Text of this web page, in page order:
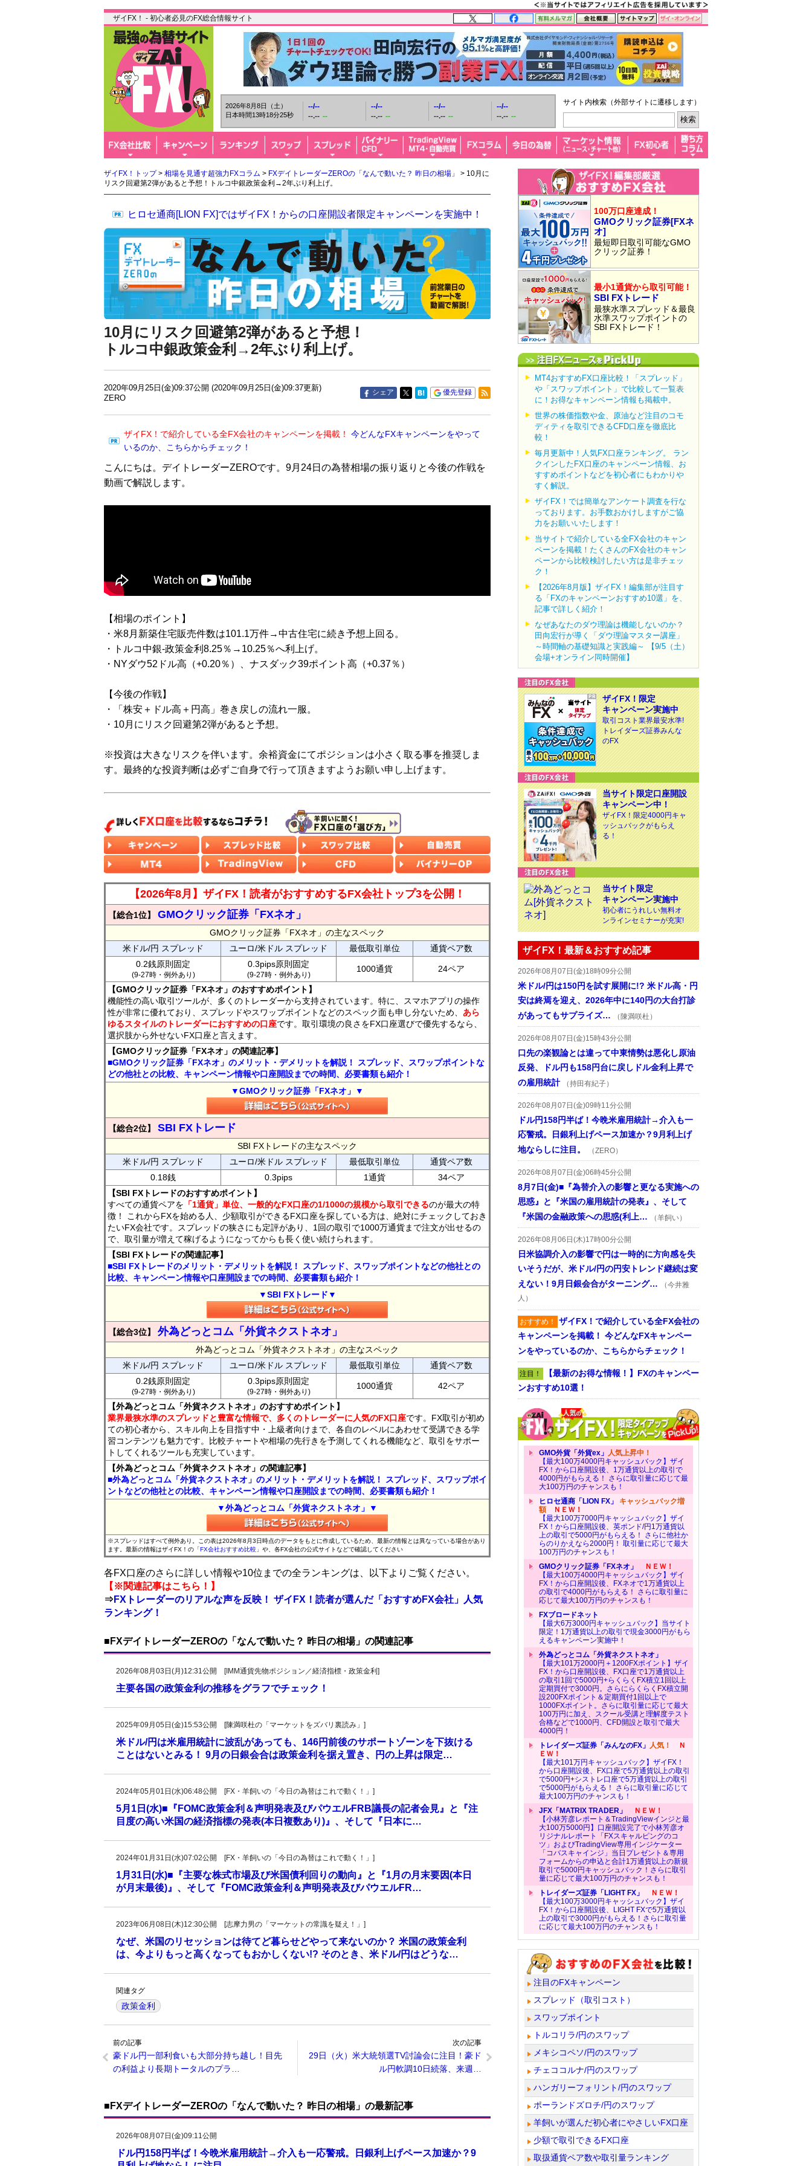
ザイFX！ - 初心者必見のFX総合情報サイト
2026年8月8日（土）
日本時間13時18分26秒
--/--
--.-- --
--/--
--.-- --
--/--
--.-- --
--/--
--.-- --
サイト内検索（外部サイトに遷移します）
ザイFX！トップ> 相場を見通す超強力FXコラム > FXデイトレーダーZEROの「なんで動いた？ 昨日の相場」
> 10月に
リスク回避第2弾があると予想！トルコ中銀政策金利→2年ぶり利上げ。
ヒロセ通商[LION FX]ではザイFX！からの口座開設者限定キャンペーンを実施中！
10月にリスク回避第2弾があると予想！
トルコ中銀政策金利→2年ぶり利上げ。
2020年09月25日(金)09:37公開 (2020年09月25日(金)09:37更新)
ZERO
シェア 優先登録
ザイFX！で紹介している全FX会社のキャンペーンを掲載！
今どんなFXキャンペーンをやって
いるのか、こちらからチェック！
こんにちは。デイトレーダーZEROです。9月24日の為替相場の振り返りと今後の作戦を
動画で解説します。
【相場のポイント】
・米8月新築住宅販売件数は101.1万件→中古住宅に続き予想上回る。
・トルコ中銀-政策金利8.25％→10.25％へ利上げ。
・NYダウ52ドル高（+0.20％）、ナスダック39ポイント高（+0.37％）
【今後の作戦】
・「株安＋ドル高＋円高」巻き戻しの流れ一服。
・10月にリスク回避第2弾があると予想。
※投資は大きなリスクを伴います。余裕資金にてポジションは小さく取る事を推奨しま
す。最終的な投資判断は必ずご自身で行って頂きますようお願い申し上げます。
【2026年8月】ザイFX！読者がおすすめするFX会社トップ3を公開！
【総合1位】 GMOクリック証券「FXネオ」
GMOクリック証券「FXネオ」の主なスペック
米ドル/円 スプレッド
ユーロ/米ドル スプレッド 最低取引単位
通貨ペア数
0.2銭原則固定
(9-27時・例外あり)
0.3pips原則固定
(9-27時・例外あり)
1000通貨 24ペア
【GMOクリック証券「FXネオ」のおすすめポイント】
機能性の高い取引ツールが、多くのトレーダーから支持されています。特に、スマホアプリの操作
性が非常に優れており、スプレッドやスワップポイントなどのスペック面も申し分ないため、 あら
ゆるスタイルのトレーダーにおすすめの口座です。取引環境の良さをFX口座選びで優先するなら、
選択肢から外せないFX口座と言えます。
【GMOクリック証券「FXネオ」の関連記事】
■GMOクリック証券「FXネオ」のメリット・デメリットを解説！ スプレッド、スワップポイントな
どの他社との比較、キャンペーン情報や口座開設までの時間、必要書類も紹介！
▼GMOクリック証券「FXネオ」▼
【総合2位】 SBI FXトレード
SBI FXトレードの主なスペック
米ドル/円 スプレッド
ユーロ/米ドル スプレッド 最低取引単位
通貨ペア数
0.18銭
0.3pips 1通貨
34ペア
【SBI FXトレードのおすすめポイント】
すべての通貨ペアを 「1通貨」単位、一般的なFX口座の1/1000の規模から取引できるのが最大の特
徴！ これからFXを始める人、少額取引ができるFX口座を探している方は、絶対にチェックしておき
たいFX会社です。スプレッドの狭さにも定評があり、1回の取引で1000万通貨まで注文が出せるの
で、取引量が増えて稼げるようになってからも長く使い続けられます。
【SBI FXトレードの関連記事】
■SBI FXトレードのメリット・デメリットを解説！ スプレッド、スワップポイントなどの他社との
比較、キャンペーン情報や口座開設までの時間、必要書類も紹介！
▼SBI FXトレード▼
【総合3位】 外為どっとコム「外貨ネクストネオ」
外為どっとコム「外貨ネクストネオ」の主なスペック
米ドル/円 スプレッド
ユーロ/米ドル スプレッド 最低取引単位
通貨ペア数
0.2銭原則固定
(9-27時・例外あり)
0.3pips原則固定
(9-27時・例外あり)
1000通貨 42ペア
【外為どっとコム「外貨ネクストネオ」のおすすめポイント】
業界最狭水準のスプレッドと豊富な情報で、多くのトレーダーに人気のFX口座です。FX取引が初め
ての初心者から、スキル向上を目指す中・上級者向けまで、各自のレベルにあわせて受講できる学
習コンテンツも魅力です。比較チャートや相場の先行きを予測してくれる機能など、取引をサポー
トしてくれるツールも充実しています。
【外為どっとコム「外貨ネクストネオ」の関連記事】
■外為どっとコム「外貨ネクストネオ」のメリット・デメリットを解説！ スプレッド、スワップポイ
ントなどの他社との比較、キャンペーン情報や口座開設までの時間、必要書類も紹介！
▼外為どっとコム「外貨ネクストネオ」▼
※スプレッドはすべて例外あり。この表は2026年8月3日時点のデータをもとに作成しているため、最新の情報とは異なっている場合があり
ます。最新の情報はザイFX！の 「FX会社おすすめ比較」 や、各FX会社の公式サイトなどで確認してください
各FX口座のさらに詳しい情報や10位までの全ランキングは、以下よりご覧ください。
【※関連記事はこちら！】
⇒FXトレーダーのリアルな声を反映！ ザイFX！読者が選んだ「おすすめFX会社」人気
ランキング！
■FXデイトレーダーZEROの「なんで動いた？ 昨日の相場」の関連記事
2026年08月03日(月)12:31公開 [IMM通貨先物ポジション／経済指標・政策金利]
主要各国の政策金利の推移をグラフでチェック！
2025年09月05日(金)15:53公開 [陳満咲杜の「マーケットをズバリ裏読み」]
米ドル/円は米雇用統計に波乱があっても、146円前後のサポートゾーンを下抜ける
ことはないとみる！ 9月の日銀会合は政策金利を据え置き、円の上昇は限定…
2024年05月01日(水)06:48公開 [FX・羊飼いの「今日の為替はこれで動く！」]
5月1日(水)■『FOMC政策金利＆声明発表及びパウエルFRB議長の記者会見』と『注
目度の高い米国の経済指標の発表(本日複数あり)』、そして『日本に…
2024年01月31日(水)07:02公開 [FX・羊飼いの「今日の為替はこれで動く！」]
1月31日(水)■『主要な株式市場及び米国債利回りの動向』と『1月の月末要因(本日
が月末最後)』、そして『FOMC政策金利＆声明発表及びパウエルFR…
2023年06月08日(木)12:30公開 [志摩力男の「マーケットの常識を疑え！」]
なぜ、米国のリセッションは待てど暮らせどやって来ないのか？ 米国の政策金利
は、今よりもっと高くなってもおかしくない!? そのとき、米ドル/円はどうな…
関連タグ
政策金利
前の記事
豪ドル円一部利食いも大部分持ち越し！目先
の利益より長期トータルのプラ…
次の記事
29日（火）米大統領選TV討論会に注目！豪ド
ル円軟調10日続落、来週…
■FXデイトレーダーZEROの「なんで動いた？ 昨日の相場」の最新記事
2026年08月07日(金)09:11公開
ドル円158円半ば！今晩米雇用統計→介入も一応警戒。日銀利上げペース加速か？9
100万口座達成！
GMOクリック証券[FXネ
オ]
最短即日取引可能なGMO
クリック証券！
最小1通貨から取引可能！
SBI FXトレード
最狭水準スプレッド＆最良
水準スワップポイントの
SBI FXトレード！
MT4おすすめFX口座比較！「スプレッド」
や「スワップポイント」で比較して一覧表
に！お得なキャンペーン情報も掲載中。
世界の株価指数や金、原油など注目のコモ
ディティを取引できるCFD口座を徹底比
較！
毎月更新中！人気FX口座ランキング。 ラン
クインしたFX口座のキャンペーン情報、お
すすめポイントなどを初心者にもわかりや
すく解説。
ザイFX！では簡単なアンケート調査を行な
っております。お手数おかけしますがご協
力をお願いいたします！
当サイトで紹介している全FX会社のキャン
ペーンを掲載！たくさんのFX会社のキャン
ペーンから比較検討したい方は是非チェッ
ク！
【2026年8月版】ザイFX！編集部が注目す
る「FXのキャンペーンおすすめ10選」を、
記事で詳しく紹介！
なぜあなたのダウ理論は機能しないのか？
田向宏行が導く「ダウ理論マスター講座」
～時間軸の基礎知識と実践編～ 【9/5（土）
会場+オンライン同時開催】
ザイFX！限定
キャンペーン実施中
取引コスト業界最安水準!
トレイダーズ証券みんな
のFX
当サイト限定口座開設
キャンペーン中！
ザイFX！限定4000円キャ
ッシュバックがもらえ
る！
当サイト限定
キャンペーン実施中
初心者にうれしい無料オ
ンラインセミナーが充実!
ザイFX！最新＆おすすめ記事
2026年08月07日(金)18時09分公開
米ドル/円は150円を試す展開に!? 米ドル高・円
安は終焉を迎え、2026年中に140円の大台打診
があってもサプライズ…
（陳満咲杜）
2026年08月07日(金)15時43分公開
口先の楽観論とは違って中東情勢は悪化し原油
反発、ドル円も158円台に戻しドル金利上昇で
の雇用統計
（持田有紀子）
2026年08月07日(金)09時11分公開
ドル円158円半ば！今晩米雇用統計→介入も一
応警戒。日銀利上げペース加速か？9月利上げ
地ならしに注目。
（ZERO）
2026年08月07日(金)06時45分公開
8月7日(金)■『為替介入の影響と更なる実施への
思惑』と『米国の雇用統計の発表』、そして
『米国の金融政策への思惑(利上…
（羊飼い）
2026年08月06日(木)17時00分公開
日米協調介入の影響で円は一時的に方向感を失
いそうだが、米ドル/円の円安トレンド継続は変
えない！9月日銀会合がターニング…
（今井雅
人）
おすすめ！ ザイFX！で紹介している全FX会社の
キャンペーンを掲載！ 今どんなFXキャンペー
ンをやっているのか、こちらからチェック！
注目！ 【最新のお得な情報！】FXのキャンペー
ンおすすめ10選！
GMO外貨「外貨ex」 人気上昇中！
【最大100万4000円キャッシュバック】ザイ
FX！から口座開設後、1万通貨以上の取引で
4000円がもらえる！ さらに取引量に応じて最
大100万円のチャンスも！
ヒロセ通商「LION FX」 キャッシュバック増
額ＮＥＷ！
【最大100万7000円キャッシュバック】ザイ
FX！から口座開設後、英ポンド/円1万通貨以
上の取引で5000円がもらえる！ さらに他社か
らのりかえなら2000円！ 取引量に応じて最大
100万円のチャンスも！
GMOクリック証券「FXネオ」
ＮＥＷ！
【最大100万4000円キャッシュバック】ザイ
FX！から口座開設後、FXネオで1万通貨以上
の取引で4000円がもらえる！ さらに取引量に
応じて最大100万円のチャンスも！
FXブロードネット
【最大6万3000円キャッシュバック】当サイト
限定！1万通貨以上の取引で現金3000円がもら
えるキャンペーン実施中！
外為どっとコム「外貨ネクストネオ」
【最大101万2000円＋1200FXポイント】ザイ
FX！から口座開設後、FX口座で1万通貨以上
の取引1回で5000円+らくらくFX積立1回以上
定期買付で3000円。さらにらくらくFX積立開
設200FXポイント＆定期買付1回以上で
1000FXポイント。さらに取引量に応じて最大
100万円に加え、スクール受講と理解度テスト
合格などで1000円、CFD開設と取引で最大
4000円！
トレイダーズ証券「みんなのFX」 人気！
Ｎ
ＥＷ！
【最大101万円キャッシュバック】ザイFX！
から口座開設後、FX口座で5万通貨以上の取引
で5000円+シストレ口座で5万通貨以上の取引
で5000円がもらえる！ さらに取引量に応じて
最大100万円のチャンスも！
JFX「MATRIX TRADER」
ＮＥＷ！
【小林芳彦レポート＆TradingViewインジと最
大100万5000円】口座開設完了で小林芳彦オ
リジナルレポート「FXスキャルピングのコ
ツ」およびTradingView専用インジケーター
「コバスキャインジ」当日プレゼント＆専用
フォームからの申込と合計1万通貨以上の新規
取引で5000円キャッシュバック！さらに取引
量に応じて最大100万円のチャンスも！
トレイダーズ証券「LIGHT FX」
ＮＥＷ！
【最大100万3000円キャッシュバック】ザイ
FX！から口座開設後、LIGHT FXで5万通貨以
上の取引で3000円がもらえる！さらに取引量
に応じて最大100万円のチャンスも！
注目のFXキャンペーン
スプレッド（取引コスト）
スワップポイント
トルコリラ/円のスワップ
メキシコペソ/円のスワップ
チェココルナ/円のスワップ
ハンガリーフォリント/円のスワップ
ポーランドズロチ/円のスワップ
羊飼いが選んだ初心者にやさしいFX口座
少額で取引できるFX口座
取扱通貨ペア数や取引量ランキング